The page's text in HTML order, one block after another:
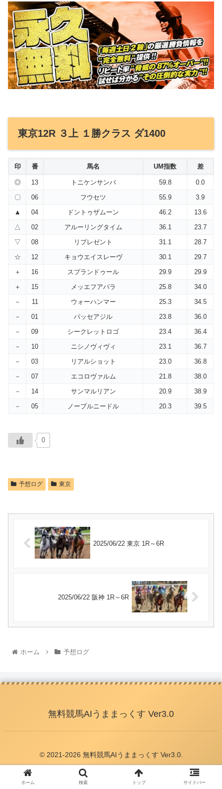
東京12R ３上 １勝クラス ダ1400
印 番 馬名 UM指数 差
◎ 13 トニケンサンバ 59.8
0.0
〇
06 フウセツ 55.9
3.9
▲
04 ドントゥザムーン 46.2
13.6
△
02 アルーリングタイム 36.1
23.7
▽
08 リプレゼント 31.1
28.7
☆
12 キョウエイスレーヴ 30.1
29.7
＋
16 スプランドゥール 29.9
29.9
＋
15 メッエフアパラ 25.8
34.0
－
11 ウォーハンマー 25.3
34.5
－
01 パッセアジル 23.8
36.0
－
09 シークレットロゴ 23.4
36.4
－
10 ニシノヴィヴィ 23.1
36.7
－
03 リアルショット 23.0
36.8
－
07 エコロヴァルム 21.8
38.0
－
14 サンマルリアン 20.9
38.9
－
05 ノーブルニードル 20.3 39.5
0
予想ログ 東京
2025/06/22 東京 1R～6R
2025/06/22 阪神 1R～6R
ホーム 予想ログ
無料競馬AIうままっくす Ver3.0
© 2021-2026 無料競馬AIうままっくす Ver3.0.
ホーム 検索 トップ サイドバー